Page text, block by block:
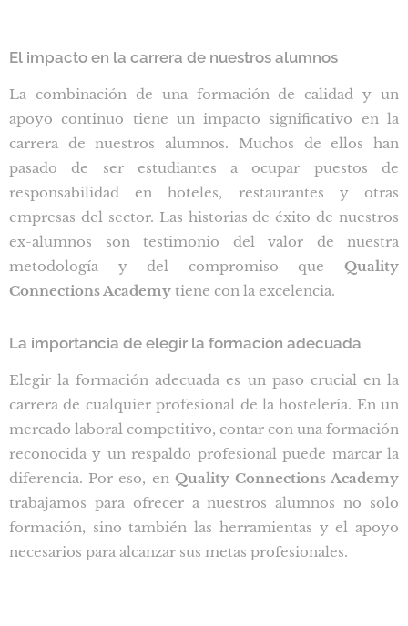
El impacto en la carrera de nuestros alumnos
La combinación de una formación de calidad y un
apoyo continuo tiene un impacto significativo en la
carrera de nuestros alumnos. Muchos de ellos han
pasado de ser estudiantes a ocupar puestos de
responsabilidad en hoteles, restaurantes y otras
empresas del sector. Las historias de éxito de nuestros
ex-alumnos son testimonio del valor de nuestra
metodología y del compromiso que Quality
Connections Academy tiene con la excelencia.
La importancia de elegir la formación adecuada
Elegir la formación adecuada es un paso crucial en la
carrera de cualquier profesional de la hostelería. En un
mercado laboral competitivo, contar con una formación
reconocida y un respaldo profesional puede marcar la
diferencia. Por eso, en Quality Connections Academy
trabajamos para ofrecer a nuestros alumnos no solo
formación, sino también las herramientas y el apoyo
necesarios para alcanzar sus metas profesionales.